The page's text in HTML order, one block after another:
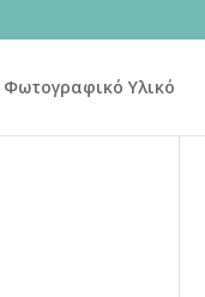
Φωτογραφικό Υλικό